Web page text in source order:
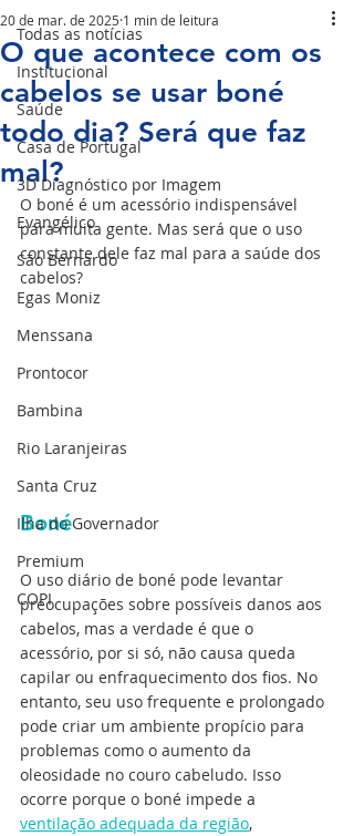
Todas as notícias
Institucional
Saúde
Casa de Portugal
3D Diagnóstico por Imagem
Evangélico
São Bernardo
Egas Moniz
Menssana
Prontocor
Bambina
Rio Laranjeiras
Santa Cruz
Ilha do Governador
Premium
COPI
O que acontece com os
cabelos se usar boné
todo dia? Será que faz
mal?
20 de mar. de 2025 1 min de leitura
O boné é um acessório indispensável
para muita gente. Mas será que o uso
constante dele faz mal para a saúde dos
cabelos?
Boné
O uso diário de boné pode levantar
preocupações sobre possíveis danos aos
cabelos, mas a verdade é que o
acessório, por si só, não causa queda
capilar ou enfraquecimento dos fios. No
entanto, seu uso frequente e prolongado
pode criar um ambiente propício para
problemas como o aumento da
oleosidade no couro cabeludo. Isso
ocorre porque o boné impede a
ventilação adequada da região,